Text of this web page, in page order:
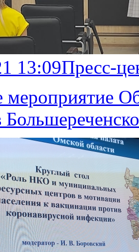
13:09Пресс-
мероприятие